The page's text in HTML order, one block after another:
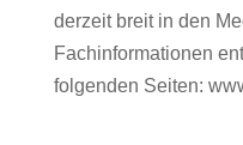
derzeit breit in den
Fachinformationen
folgenden